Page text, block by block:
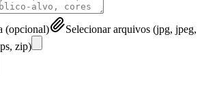
(opcional)
Selecionar arquivos (jpg, jpeg,
zip)